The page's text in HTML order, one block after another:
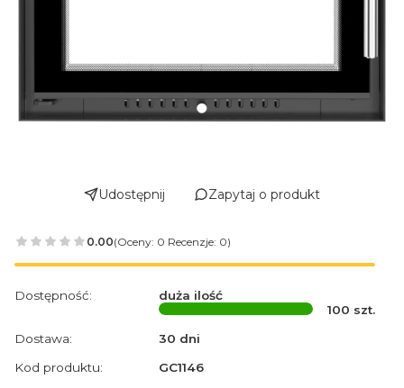
Udostępnij Zapytaj o produkt
0.00(Oceny: 0 Recenzje: 0)
Dostępność:
duża ilość
100 szt.
Dostawa:
30 dni
Kod produktu:
GC1146